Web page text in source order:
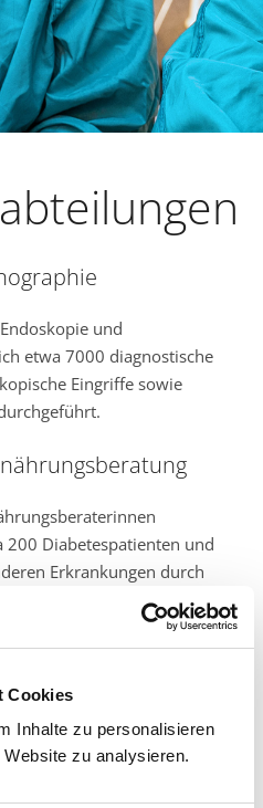
Cookies
Inhalte zu personalisieren
zu analysieren.
und
etwa 7000 diagnostische
Eingriffe sowie
200 Diabetespatienten und
Erkrankungen durch
Gastroenterologie